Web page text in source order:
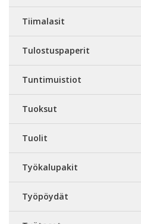
Tiimalasit
Tulostuspaperit
Tuntimuistiot
Tuoksut
Tuolit
Työkalupakit
Työpöydät